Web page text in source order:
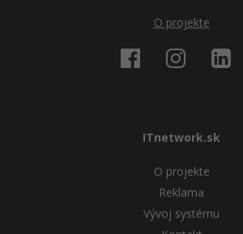
O projekte
ITnetwork.sk
O projekte
Reklama
Vývoj systému